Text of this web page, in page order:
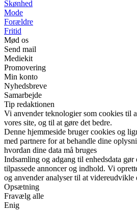
Skønhed
Mode
Forældre
Fritid
Mød os
Send mail
Mediekit
Promovering
Min konto
Nyhedsbreve
Samarbejde
Tip redaktionen
Vi anvender teknologier som cookies til
vores site, og til at gøre det bedre.
Denne hjemmeside bruger cookies og
med partnere for at behandle dine
hvordan dine data må bruges
Indsamling og adgang til enhedsdata gør
tilpassede annoncer og indhold. Vi
og anvender analyser til at videreudvikle
Opsætning
Fravælg alle
Enig